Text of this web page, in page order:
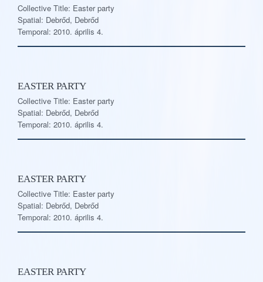
Collective Title: Easter party
Spatial: Debrőd, Debrőd
Temporal: 2010. április 4.
EASTER PARTY
Collective Title: Easter party
Spatial: Debrőd, Debrőd
Temporal: 2010. április 4.
EASTER PARTY
Collective Title: Easter party
Spatial: Debrőd, Debrőd
Temporal: 2010. április 4.
EASTER PARTY